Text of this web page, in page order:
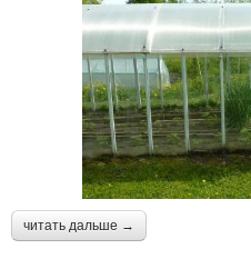
читать дальше →